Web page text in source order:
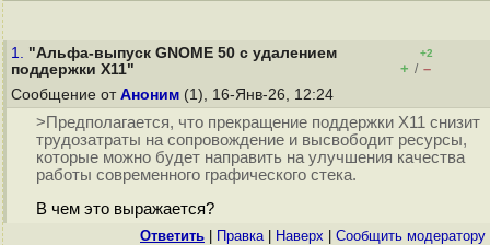
1. "Альфа-выпуск GNOME 50 с удалением
поддержки X11"
+2
+ / –
Сообщение от Аноним (1), 16-Янв-26, 12:24
>Предполагается, что прекращение поддержки X11 снизит
трудозатраты на сопровождение и высвободит ресурсы,
которые можно будет направить на улучшения качества
работы современного графического стека.
В чем это выражается?
Ответить Правка| Наверх Cообщить модератору